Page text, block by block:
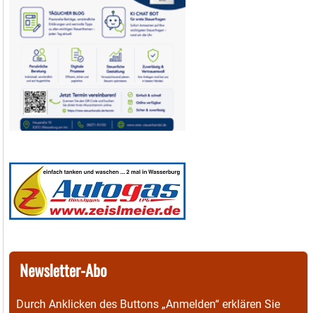
Newsletter-Abo
Durch Anklicken des Buttons „Anmelden“ erklären Sie